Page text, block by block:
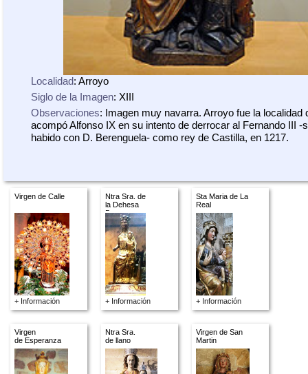
Localidad: Arroyo
Siglo de la Imagen: XIII
Observaciones: Imagen muy navarra. Arroyo fue la localidad
acompó Alfonso IX en su intento de derrocar al Fernando III -
habido con D. Berenguela- como rey de Castilla, en 1217.
Virgen de Calle
+ Información
Ntra Sra. de
la Dehesa
Brava
+ Información
Sta Maria de La
Real
+ Información
Virgen
de Esperanza
Ntra Sra.
de llano
Virgen de San
Martin